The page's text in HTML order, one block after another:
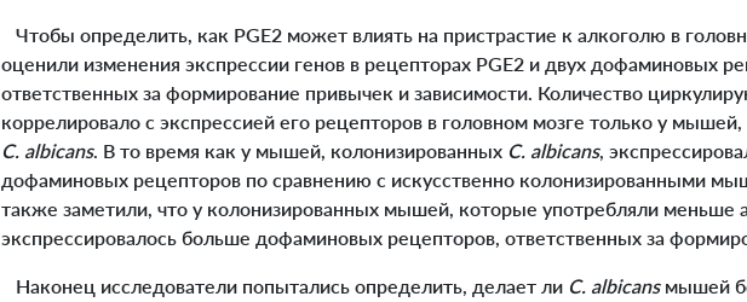
Чтобы определить, как PGE2 может влиять на пристрастие к алкоголю в
оценили изменения экспрессии генов в рецепторах PGE2 и двух дофаминовых
ответственных за формирование привычек и зависимости. Количество
коррелировало с экспрессией его рецепторов в головном мозге только у
C. albicans. В то время как у мышей, колонизированных C. albicans,
дофаминовых рецепторов по сравнению с искусственно колонизированными
также заметили, что у колонизированных мышей, которые употребляли меньше
экспрессировалось больше дофаминовых рецепторов, ответственных за
Наконец исследователи попытались определить, делает ли C. albicansмышей